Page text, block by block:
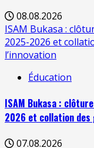
08.08.2026
ISAM Bukasa :
2025-2026 et
l’innovation
Éducation
ISAM Bukasa :
2026 et collation des
07.08.2026